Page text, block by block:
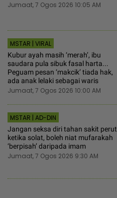
Jumaat, 7 Ogos 2026 10:05 AM
MSTAR | VIRAL
Kubur ayah masih ‘merah’, ibu
saudara pula sibuk fasal harta...
Peguam pesan ‘makcik’ tiada hak,
ada anak lelaki sebagai waris
Jumaat, 7 Ogos 2026 10:00 AM
MSTAR | AD-DIN
Jangan seksa diri tahan sakit perut
ketika solat, boleh niat mufarakah
‘berpisah’ daripada imam
Jumaat, 7 Ogos 2026 9:30 AM